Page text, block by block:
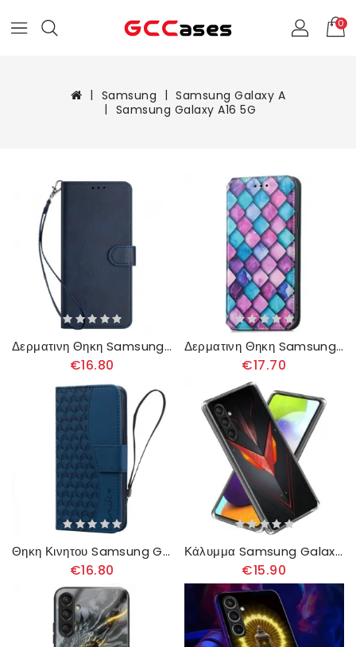
0
Samsung
Samsung Galaxy A
Samsung Galaxy A16 5G
Δερματινη Θηκη Samsung Galaxy A16 5g Απλό Δερμάτινο Εφέ Με Λουράκι
€16.80
Δερματινη Θηκη Samsung Galaxy A16 5g Rfid Caseneo
€17.70
Θηκη Κινητου Samsung Galaxy A16 5g Θήκες Κινητών Χαμογέλα Στο Κορδόνι
€16.80
Κάλυμμα Samsung Galaxy A16 5g Βέλος Σιλικόνης Σιλικόνης
€15.90